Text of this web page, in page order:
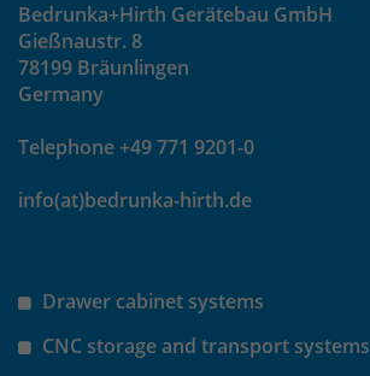
Bedrunka+Hirth Gerätebau GmbH
Gießnaustr. 8
78199 Bräunlingen
Germany
Telephone +49 771 9201-0
info(at)bedrunka-hirth.de
Drawer cabinet systems
CNC storage and transport systems